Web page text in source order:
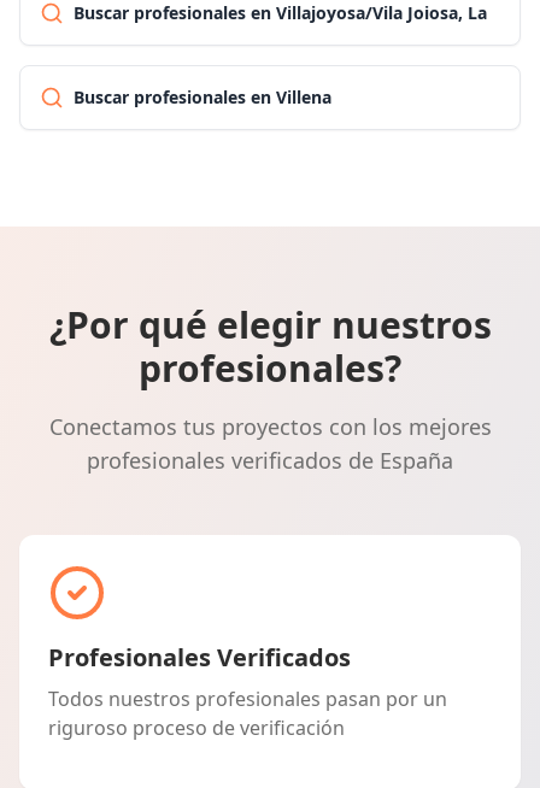
Buscar profesionales en Villajoyosa/Vila Joiosa, La
Buscar profesionales en Villena
¿Por qué elegir nuestros
profesionales?
Conectamos tus proyectos con los mejores
profesionales verificados de España
Profesionales Verificados
Todos nuestros profesionales pasan por un
riguroso proceso de verificación